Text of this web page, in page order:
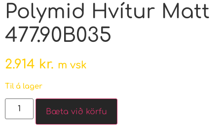
Polymid Hvítur Matt
477.90B035
2.914 kr. m vsk
Til á lager
Bæta við körfu